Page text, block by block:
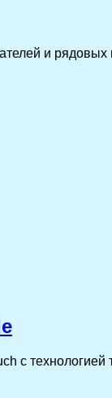
и рядовых
с технологией